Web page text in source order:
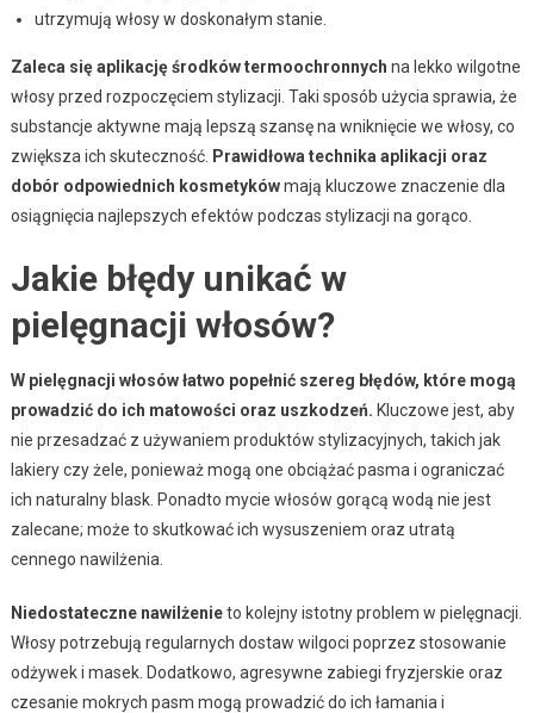
utrzymują włosy w doskonałym stanie.
Zaleca się aplikację środków termoochronnych na lekko wilgotne
włosy przed rozpoczęciem stylizacji. Taki sposób użycia sprawia, że
substancje aktywne mają lepszą szansę na wniknięcie we włosy, co
zwiększa ich skuteczność. Prawidłowa technika aplikacji oraz
dobór odpowiednich kosmetykówmają kluczowe znaczenie dla
osiągnięcia najlepszych efektów podczas stylizacji na gorąco.
Jakie błędy unikać w
pielęgnacji włosów?
W pielęgnacji włosów łatwo popełnić szereg błędów, które mogą
prowadzić do ich matowości oraz uszkodzeń. Kluczowe jest, aby
nie przesadzać z używaniem produktów stylizacyjnych, takich jak
lakiery czy żele, ponieważ mogą one obciążać pasma i ograniczać
ich naturalny blask. Ponadto mycie włosów gorącą wodą nie jest
zalecane; może to skutkować ich wysuszeniem oraz utratą
cennego nawilżenia.
Niedostateczne nawilżenieto kolejny istotny problem w pielęgnacji.
Włosy potrzebują regularnych dostaw wilgoci poprzez stosowanie
odżywek i masek. Dodatkowo, agresywne zabiegi fryzjerskie oraz
czesanie mokrych pasm mogą prowadzić do ich łamania i